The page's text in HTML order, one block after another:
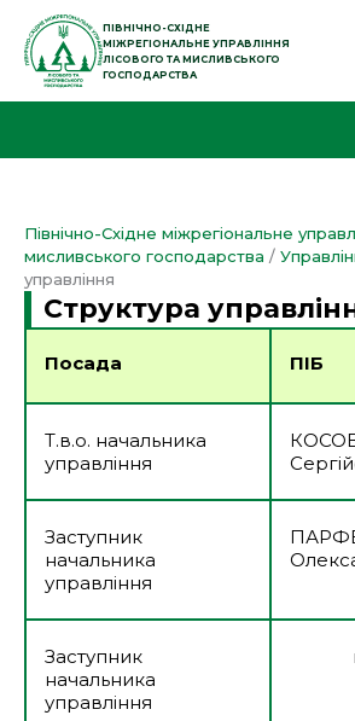
Перейти
вмісту
ПІВНІЧНО-СХІДНЕ
МІЖРЕГІОНАЛЬНЕ УПРАВЛІННЯ
ЛІСОВОГО ТА МИСЛИВСЬКОГО
ГОСПОДАРСТВА
Північно-Східне міжрегіональне
мисливського господарства /
управління
Структура
Посада ПІБ
Т.в.о. начальника
управління
Заступник
начальника
управління
Заступник
начальника
управління